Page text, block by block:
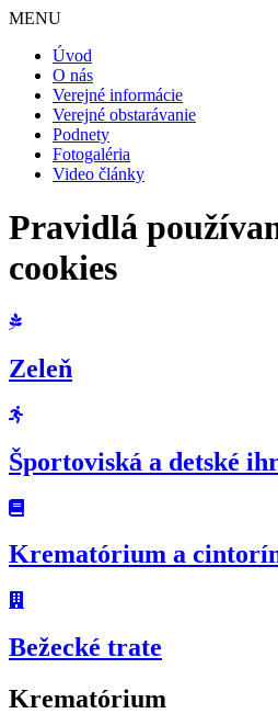
MENU
Úvod
O nás
Verejné informácie
Verejné obstarávanie
Podnety
Fotogaléria
Video články
Pravidlá
cookies
Zeleň
Športoviská a detské
Krematórium a
Bežecké trate
Krematórium